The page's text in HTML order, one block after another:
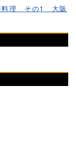
料理 その1 大阪